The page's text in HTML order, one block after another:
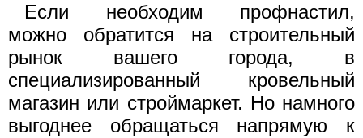
Если необходим профнастил,
можно обратится на строительный
рынок вашего города, в
специализированный кровельный
магазин или строймаркет. Но намного
выгоднее обращаться напрямую к